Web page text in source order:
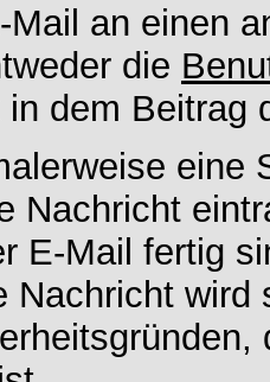
an einen
die
in dem Beitrag
eine
Nachricht
E-Mail fertig
Nachricht